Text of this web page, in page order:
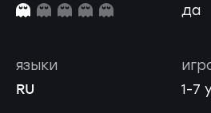
да
1-7
языки
RU